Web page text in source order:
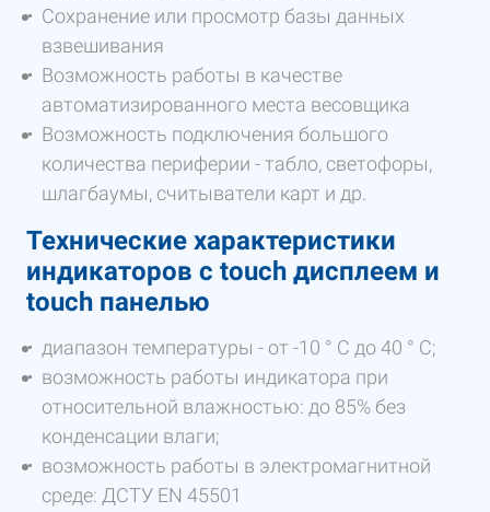
Сохранение или просмотр базы данных
взвешивания
Возможность работы в качестве
автоматизированного места весовщика
Возможность подключения большого
количества периферии - табло, светофоры,
шлагбаумы, считыватели карт и др.
Технические характеристики
индикаторов с touch дисплеем и
touch панелью
диапазон температуры - от -10 ° С до 40 ° С;
возможность работы индикатора при
относительной влажностью: до 85% без
конденсации влаги;
возможность работы в электромагнитной
среде: ДСТУ EN 45501